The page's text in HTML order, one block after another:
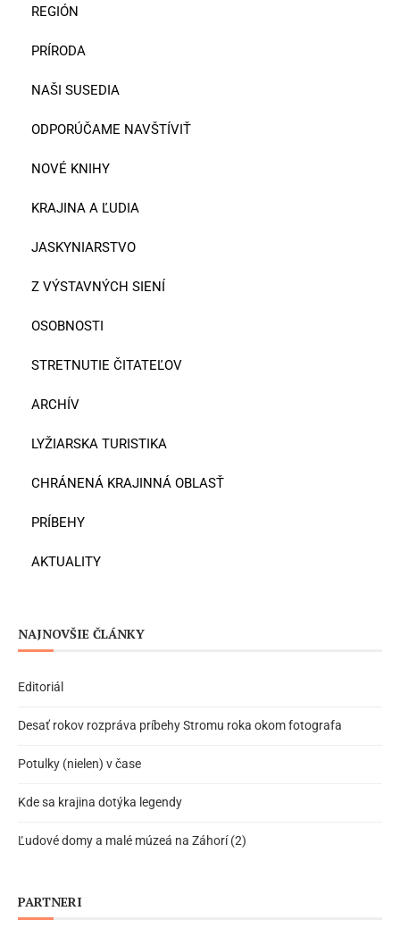
REGIÓN
PRÍRODA
NAŠI SUSEDIA
ODPORÚČAME NAVŠTÍVIŤ
NOVÉ KNIHY
KRAJINA A ĽUDIA
JASKYNIARSTVO
Z VÝSTAVNÝCH SIENÍ
OSOBNOSTI
STRETNUTIE ČITATEĽOV
ARCHÍV
LYŽIARSKA TURISTIKA
CHRÁNENÁ KRAJINNÁ OBLASŤ
PRÍBEHY
AKTUALITY
NAJNOVŠIE ČLÁNKY
Editoriál
Desať rokov rozpráva príbehy Stromu roka okom fotografa
Potulky (nielen) v čase
Kde sa krajina dotýka legendy
Ľudové domy a malé múzeá na Záhorí (2)
PARTNERI